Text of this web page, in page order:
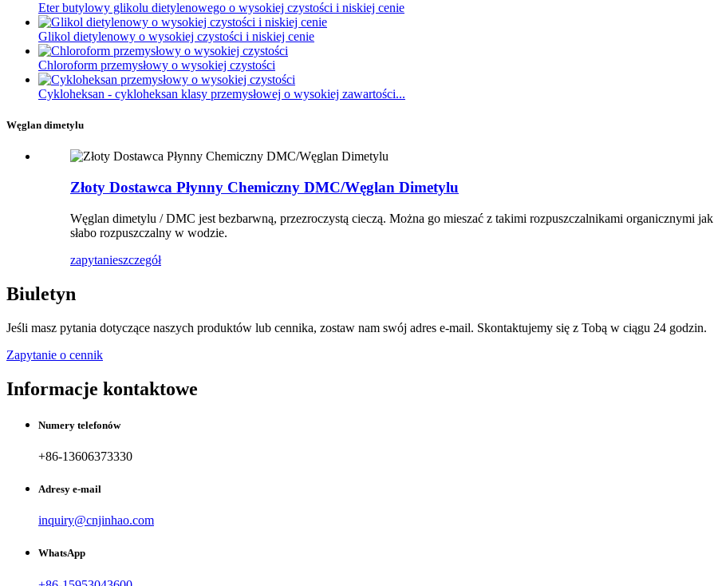
Eter butylowy glikolu dietylenowego o wysokiej czystości i niskiej cenie
Glikol dietylenowy o wysokiej czystości i niskiej cenie
Chloroform przemysłowy o wysokiej czystości
Cykloheksan - cykloheksan klasy przemysłowej o wysokiej zawartości...
Węglan dimetylu
Złoty Dostawca Płynny Chemiczny DMC/Węglan Dimetylu
Węglan dimetylu / DMC jest bezbarwną, przezroczystą cieczą. Można go mieszać z takimi rozpuszczalnikami organicznymi
słabo rozpuszczalny w wodzie.
zapytanieszczegół
Biuletyn
Jeśli masz pytania dotyczące naszych produktów lub cennika, zostaw nam swój adres e-mail. Skontaktujemy się z Tobą w ciągu 24 godzin.
Zapytanie o cennik
Informacje kontaktowe
Numery telefonów
+86-13606373330
Adresy e-mail
inquiry@cnjinhao.com
WhatsApp